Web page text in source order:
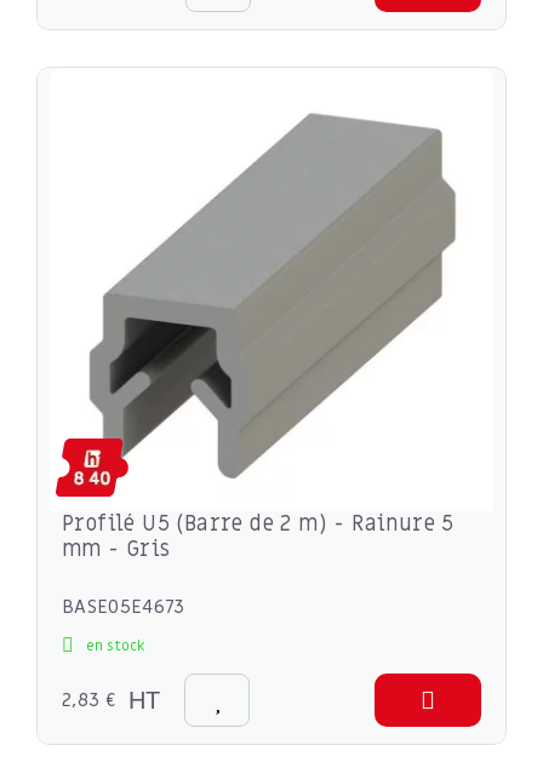
Profilé U5 (Barre de 2 m) - Rainure 5
mm - Gris
BASE05E4673
en stock
2,83 € HT